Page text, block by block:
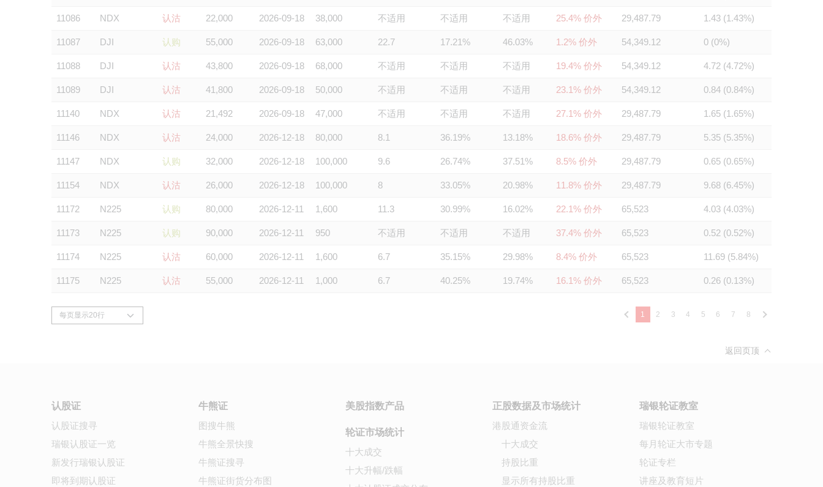
11086 NDX 认沽 22,000 2026-09-18 38,000 不适用 不适用 不适用 25.4% 价外 29,487.79 1.43 (1.43%)
11087 DJI 认购 55,000 2026-09-18 63,000 22.7 17.21% 46.03% 1.2% 价外 54,349.12 0 (0%)
11088 DJI 认沽 43,800 2026-09-18 68,000 不适用 不适用 不适用 19.4% 价外 54,349.12 4.72 (4.72%)
11089 DJI 认沽 41,800 2026-09-18 50,000 不适用 不适用 不适用 23.1% 价外 54,349.12 0.84 (0.84%)
11140 NDX 认沽 21,492 2026-09-18 47,000 不适用 不适用 不适用 27.1% 价外 29,487.79 1.65 (1.65%)
11146 NDX 认沽 24,000 2026-12-18 80,000 8.1 36.19% 13.18% 18.6% 价外 29,487.79 5.35 (5.35%)
11147 NDX 认购 32,000 2026-12-18 100,000 9.6 26.74% 37.51% 8.5% 价外 29,487.79 0.65 (0.65%)
11154 NDX 认沽 26,000 2026-12-18 100,000 8 33.05% 20.98% 11.8% 价外 29,487.79 9.68 (6.45%)
11172 N225 认购 80,000 2026-12-11 1,600 11.3 30.99% 16.02% 22.1% 价外 65,523 4.03 (4.03%)
11173 N225 认购 90,000 2026-12-11 950 不适用 不适用 不适用 37.4% 价外 65,523 0.52 (0.52%)
11174 N225 认沽 60,000 2026-12-11 1,600 6.7 35.15% 29.98% 8.4% 价外 65,523 11.69 (5.84%)
11175 N225 认沽 55,000 2026-12-11 1,000 6.7 40.25% 19.74% 16.1% 价外 65,523 0.26 (0.13%)
1 2 3 4 5 6 7 8
返回页顶
认股证
认股证搜寻
瑞银认股证一览
新发行瑞银认股证
即将到期认股证
牛熊证
图搜牛熊
牛熊全景快搜
牛熊证搜寻
牛熊证街货分布图
美股指数产品
轮证市场统计
十大成交
十大升幅/跌幅
正股数据及市场统计
港股通资金流
十大成交
持股比重
显示所有持股比重
瑞银轮证教室
瑞银轮证教室
每月轮证大市专题
轮证专栏
讲座及教育短片